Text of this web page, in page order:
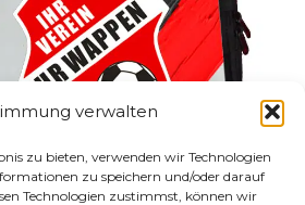
verwalten
zu bieten, verwenden wir Technologien
zu speichern und/oder darauf
Technologien zustimmst, können wir